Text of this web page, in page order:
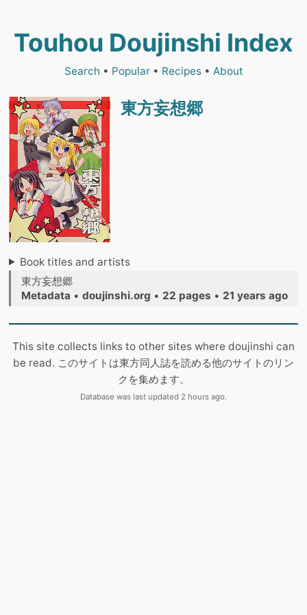
Touhou Doujinshi Index
Search • Popular• Recipes• About
東方妄想郷
Book titles and artists
東方妄想郷
Metadata • doujinshi.org • 22 pages • 21 years ago
This site collects links to other sites where doujinshi can
be read. このサイトは東方同人誌を読める他のサイトのリン
クを集めます。
Database was last updated 2 hours ago.